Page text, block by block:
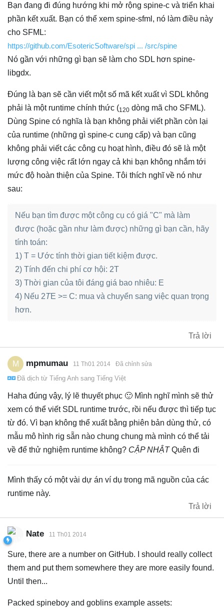
Bạn đang đi đúng hướng khi mở rộng spine-c và triển khai
phần kết xuất. Bạn có thể xem spine-sfml, nó làm điều này
cho SFML:
https://github.com/EsotericSoftware/spi ... /src/spine
Nó gần với những gì bạn sẽ làm cho SDL hơn spine-
libgdx.
Đúng là bạn sẽ cần viết một số mã kết xuất vì SDL không
phải là một runtime chính thức (120 dòng mã cho SFML).
Dùng Spine có nghĩa là bạn không phải viết phần còn lại
của runtime (những gì spine-c cung cấp) và bạn cũng
không phải viết các công cụ hoạt hình, điều đó sẽ là một
lượng công việc rất lớn ngay cả khi bạn không nhắm tới
mức độ hoàn thiện của Spine. Tôi thích nghĩ về nó như
sau:
Nếu bạn tìm được một công cụ có giá "C" mà làm
được (hoặc gần như làm được) những gì bạn cần, hãy
tính toán:
1) T = Ước tính thời gian tiết kiệm được.
2) Tính đến chi phí cơ hội: 2T
3) Thời gian của tôi đáng giá bao nhiêu: E
4) Nếu 2TE >= C: mua và chuyển sang việc quan trọng
hơn.
Trả lời
M mpmumau 11 Th01 2014 Đã chỉnh sửa
Đã dịch từ Tiếng Anh sang Tiếng Việt
Haha đúng vậy, lý lẽ thuyết phục 🙂 Mình nghĩ mình sẽ thử
xem có thể viết SDL runtime trước, rồi nếu được thì tiếp tục
từ đó. Vì bạn không thể xuất bằng phiên bản dùng thử, có
mẫu mô hình rig sẵn nào chung chung mà mình có thể tải
về để thử nghiệm runtime không? CẬP NHẬTQuên đi
Mình thấy có một vài dự án ví dụ trong mã nguồn của các
runtime này.
Trả lời
Nate 11 Th01 2014
Sure, there are a number on GitHub. I should really collect
them and put them somewhere they are more easily found.
Until then...
Packed spineboy and goblins example assets: